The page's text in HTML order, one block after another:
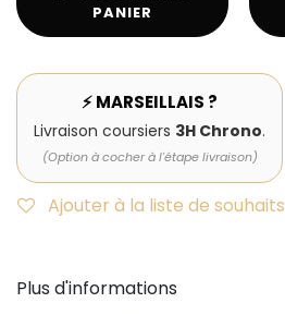
PANIER
⚡ MARSEILLAIS ?
Livraison coursiers 3H Chrono.
(Option à cocher à l'étape livraison)
Ajouter à la liste de souhaits
Plus d'informations